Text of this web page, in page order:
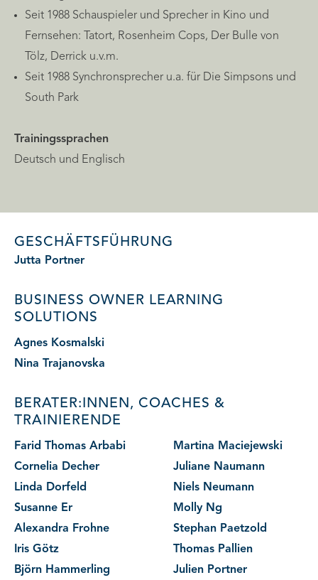
Seit 1988 Schauspieler und Sprecher in Kino und
Fernsehen: Tatort, Rosenheim Cops, Der Bulle von
Tölz, Derrick u.v.m.
Seit 1988 Synchronsprecher u.a. für Die Simpsons und
South Park
Trainingssprachen
Deutsch und Englisch
GESCHÄFTSFÜHRUNG
Jutta Portner
BUSINESS OWNER LEARNING
SOLUTIONS
Agnes Kosmalski
Nina Trajanovska
BERATER:INNEN, COACHES &
TRAINIERENDE
Farid Thomas Arbabi
Cornelia Decher
Linda Dorfeld
Susanne Er
Alexandra Frohne
Iris Götz
Björn Hammerling
Martina Maciejewski
Juliane Naumann
Niels Neumann
Molly Ng
Stephan Paetzold
Thomas Pallien
Julien Portner